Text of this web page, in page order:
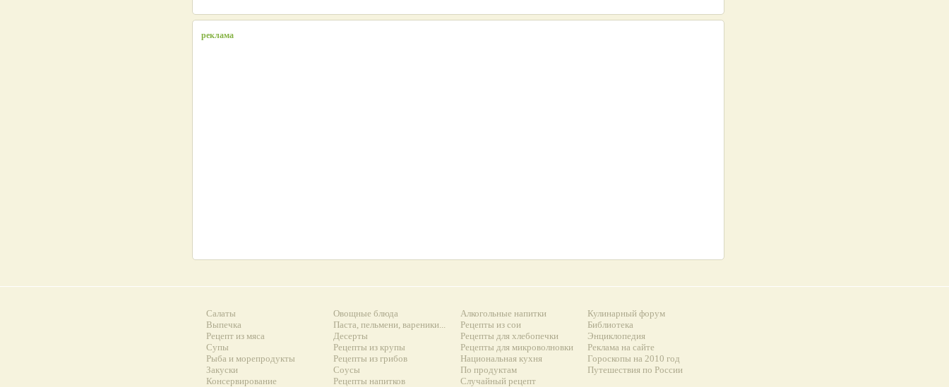
реклама
Салаты
Выпечка
Рецепт из мяса
Супы
Рыба и морепродукты
Закуски
Консервирование
Овощные блюда
Паста, пельмени, вареники...
Десерты
Рецепты из крупы
Рецепты из грибов
Соусы
Рецепты напитков
Алкогольные напитки
Рецепты из сои
Рецепты для хлебопечки
Рецепты для микроволновки
Национальная кухня
По продуктам
Случайный рецепт
Кулинарный форум
Библиотека
Энциклопедия
Реклама на сайте
Гороскопы на 2010 год
Путешествия по России